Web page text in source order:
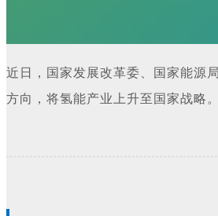
近日，国家发展改革委、国家能源
方向，将氢能产业上升至国家战略。